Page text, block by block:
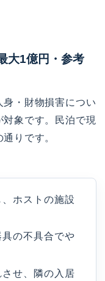
大1億円・参考
・財物損害につい
象です。民泊で現
りです。
ホストの施設
の不具合でや
せ、隣の入居